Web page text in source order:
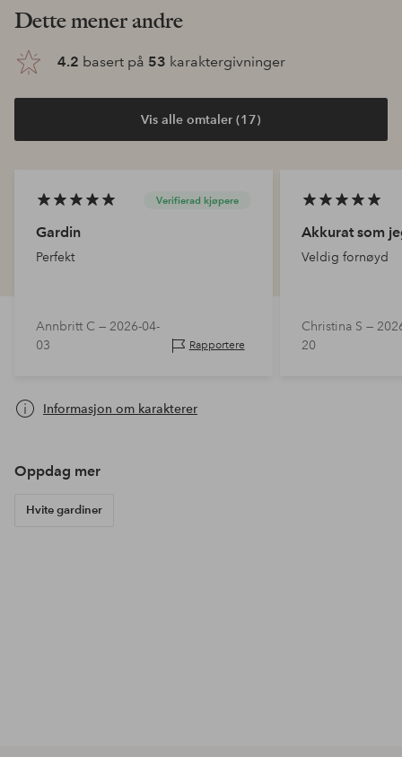
Dette mener andre
4.2 basert på 53 karaktergivninger
Vis alle omtaler (17)
Verifierad kjøpere
Gardin
Perfekt
Annbritt C — 2026-04-
03
Rapportere
Akkurat som
Veldig fornøyd
Christina S —
20
Informasjon om karakterer
Oppdag mer
Hvite gardiner